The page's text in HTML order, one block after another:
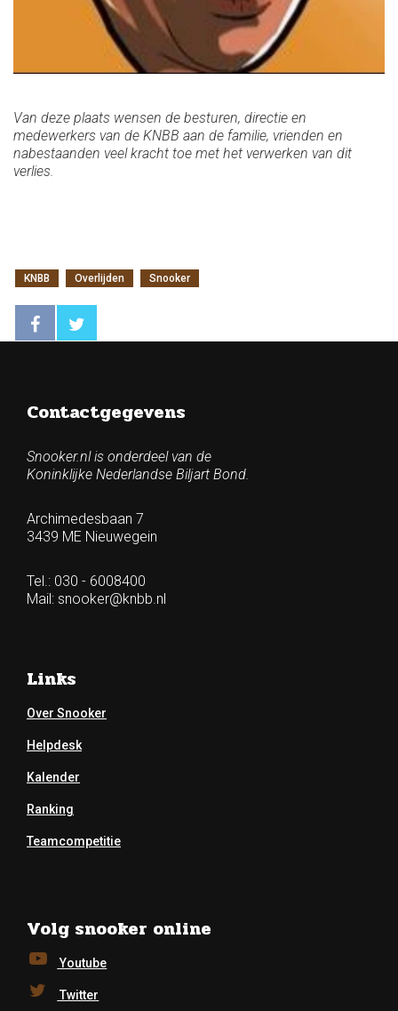
Van deze plaats wensen de besturen, directie en
medewerkers van de KNBB aan de familie, vrienden en
nabestaanden veel kracht toe met het verwerken van dit
verlies.
KNBB Overlijden Snooker
Contactgegevens
Snooker.nl is onderdeel van de
Koninklijke Nederlandse Biljart Bond.
Archimedesbaan 7
3439 ME Nieuwegein
Tel.: 030 - 6008400
Mail: snooker@knbb.nl
Links
Over Snooker
Helpdesk
Kalender
Ranking
Teamcompetitie
Volg snooker online
Youtube
Twitter